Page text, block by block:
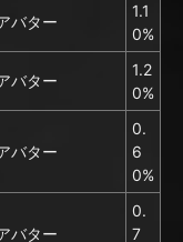
バター
1.1
0%
バター
1.2
0%
バター
0.
6
0%
バター
0.
7